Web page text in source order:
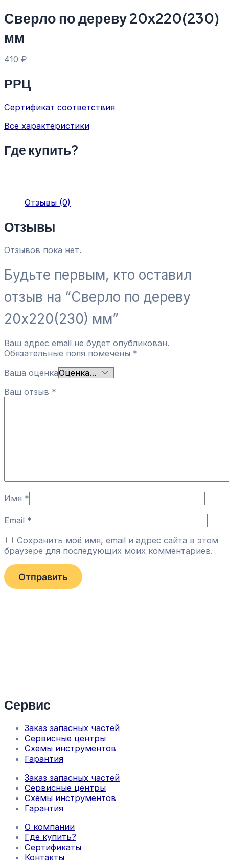
Сверло по дереву 20х220(230)
мм
410 ₽
РРЦ
Сертификат соответствия
Все характеристики
Где купить?
Отзывы (0)
Отзывы
Отзывов пока нет.
Будьте первым, кто оставил
отзыв на “Сверло по дереву
20х220(230) мм”
Ваш адрес email не будет опубликован.
Обязательные поля помечены *
Ваша оценка
Ваш отзыв *
Имя *
Email *
Сохранить моё имя, email и адрес сайта в этом
браузере для последующих моих комментариев.
Сервис
Заказ запасных частей
Сервисные центры
Схемы инструментов
Гарантия
Заказ запасных частей
Сервисные центры
Схемы инструментов
Гарантия
О компании
Где купить?
Сертификаты
Контакты